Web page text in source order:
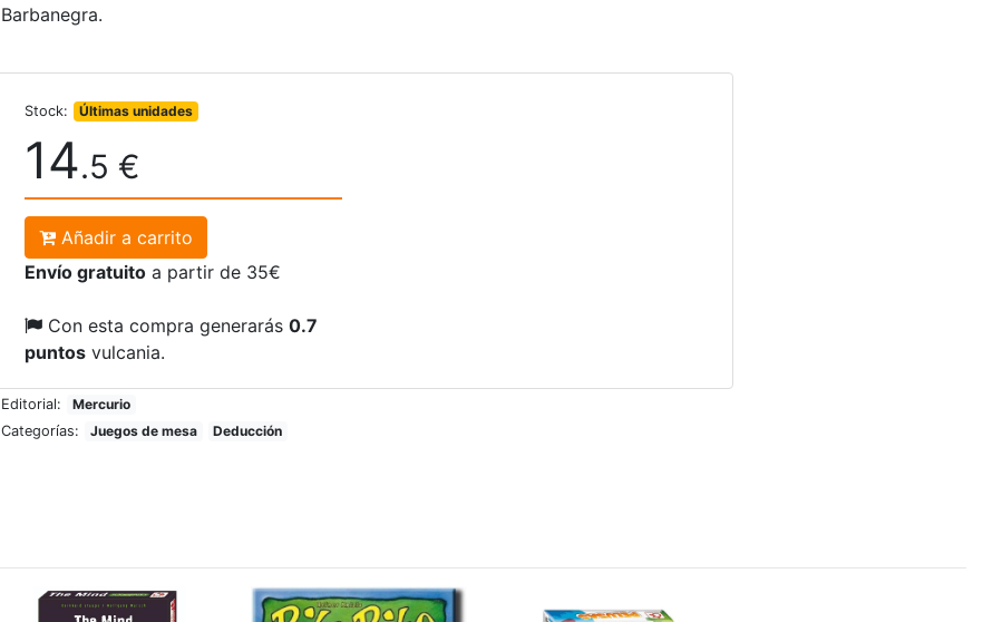
Barbanegra.
Stock: Últimas unidades
14.5 €
Añadir a carrito
Envío gratuito a partir de 35€
Con esta compra generarás 0.7
puntos vulcania.
Editorial:
Mercurio
Categorías:
Juegos de mesa Deducción